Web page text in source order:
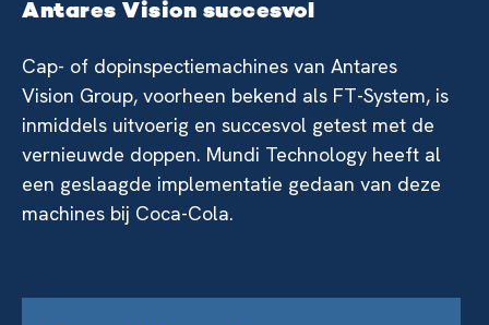
Antares Vision succesvol
Cap- of dopinspectiemachines van Antares
Vision Group, voorheen bekend als FT-System, is
inmiddels uitvoerig en succesvol getest met de
vernieuwde doppen. Mundi Technology heeft al
een geslaagde implementatie gedaan van deze
machines bij Coca-Cola.